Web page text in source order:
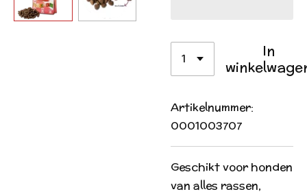
In
Artikelnummer:
0001003707
Geschikt voor honden
van alles rassen,